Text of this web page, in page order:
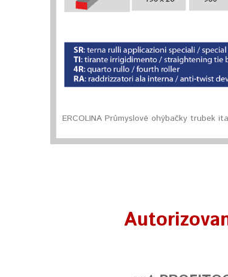
ERCOLINA Průmyslové ohýbačky trubek